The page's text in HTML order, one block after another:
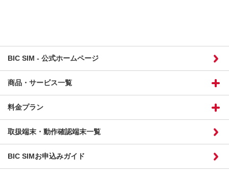
BIC SIM - 公式ホームページ
商品・サービス一覧
料金プラン
取扱端末・動作確認端末一覧
BIC SIMお申込みガイド